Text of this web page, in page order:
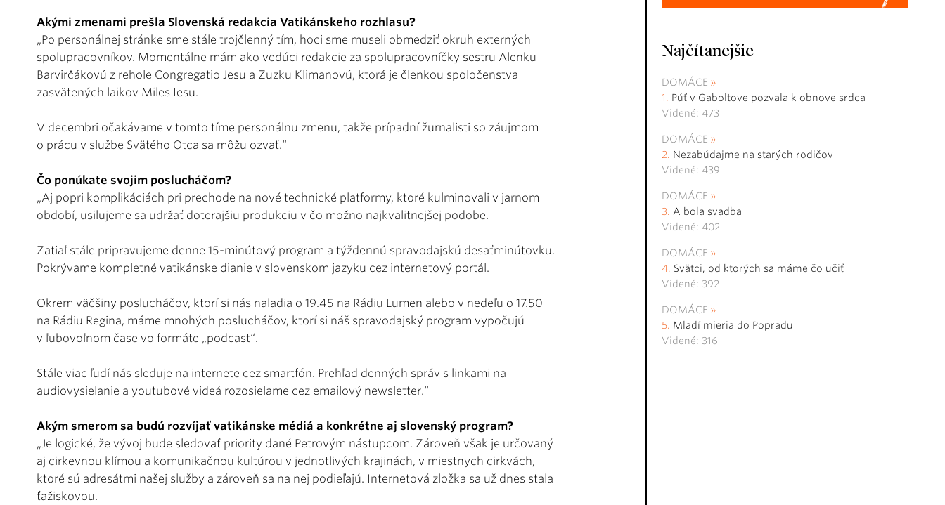
Akými zmenami prešla Slovenská redakcia Vatikánskeho rozhlasu?
„Po personálnej stránke sme stále trojčlenný tím, hoci sme museli obmedziť okruh externých
spolupracovníkov. Momentálne mám ako vedúci redakcie za spolupracovníčky sestru Alenku
Barvirčákovú z rehole Congregatio Jesu a Zuzku Klimanovú, ktorá je členkou spoločenstva
zasvätených laikov Miles Iesu.
V decembri očakávame v tomto tíme personálnu zmenu, takže prípadní žurnalisti so záujmom
o prácu v službe Svätého Otca sa môžu ozvať.“
Čo ponúkate svojim poslucháčom?
„Aj popri komplikáciách pri prechode na nové technické platformy, ktoré kulminovali v jarnom
období, usilujeme sa udržať doterajšiu produkciu v čo možno najkvalitnejšej podobe.
Zatiaľ stále pripravujeme denne 15-minútový program a týždennú spravodajskú desaťminútovku.
Pokrývame kompletné vatikánske dianie v slovenskom jazyku cez internetový portál.
Okrem väčšiny poslucháčov, ktorí si nás naladia o 19.45 na Rádiu Lumen alebo v nedeľu o 17.50
na Rádiu Regina, máme mnohých poslucháčov, ktorí si náš spravodajský program vypočujú
v ľubovoľnom čase vo formáte „podcast“.
Stále viac ľudí nás sleduje na internete cez smartfón. Prehľad denných správ s linkami na
audiovysielanie a youtubové videá rozosielame cez emailový newsletter.“
Akým smerom sa budú rozvíjať vatikánske médiá a konkrétne aj slovenský program?
„Je logické, že vývoj bude sledovať priority dané Petrovým nástupcom. Zároveň však je určovaný
aj cirkevnou klímou a komunikačnou kultúrou v jednotlivých krajinách, v miestnych cirkvách,
ktoré sú adresátmi našej služby a zároveň sa na nej podieľajú. Internetová zložka sa už dnes stala
ťažiskovou.
Najčítanejšie
DOMÁCE
Púť v Gaboltove pozvala k obnove srdca
Videné: 473
DOMÁCE
Nezabúdajme na starých rodičov
Videné: 439
DOMÁCE
A bola svadba
Videné: 402
DOMÁCE
Svätci, od ktorých sa máme čo učiť
Videné: 392
DOMÁCE
Mladí mieria do Popradu
Videné: 316